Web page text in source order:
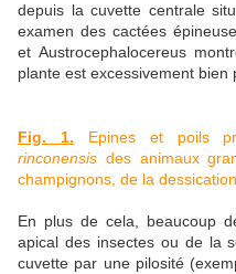
depuis la cuvette centrale
examen des cactées
et Austrocephalocereus
plante est excessivement bien
Fig. 1. Epines et poils
rinconensis des animaux
champignons, de la
En plus de cela, beaucoup
apical des insectes ou de la
cuvette par une pilosité